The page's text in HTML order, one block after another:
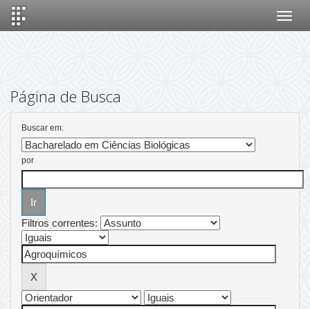
Página de Busca
Buscar em:
por
Filtros correntes: